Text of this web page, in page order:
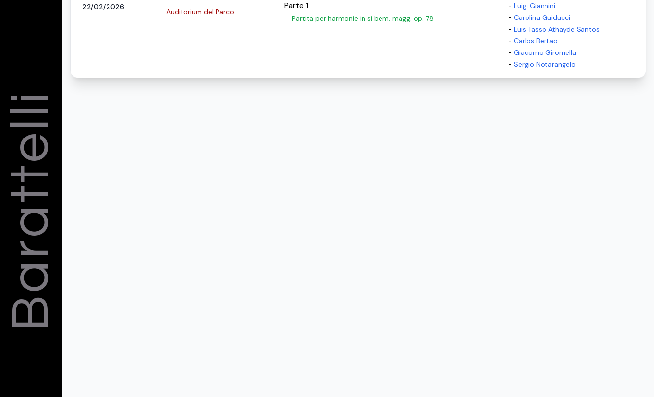
Barattelli
22/02/2026
Auditorium del Parco
Parte 1
Partita per harmonie in si bem. magg. op. 78
- Luigi Giannini
- Carolina Guiducci
- Luis Tasso Athayde Santos
- Carlos Bertão
- Giacomo Giromella
- Sergio Notarangelo